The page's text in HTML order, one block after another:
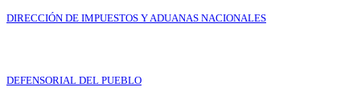
DIRECCIÓN DE IMPUESTOS Y ADUANAS NACIONALES
DEFENSORIAL DEL PUEBLO